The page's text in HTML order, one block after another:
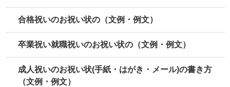
合格祝いのお祝い状の（文例・例文）
卒業祝い就職祝いのお祝い状の（文例・例文）
成人祝いのお祝い状(手紙・はがき・メール)の書き方
（文例・例文）